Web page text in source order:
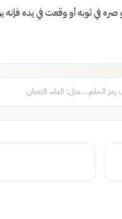
في ثوبه أو وقعت في يده فإنه